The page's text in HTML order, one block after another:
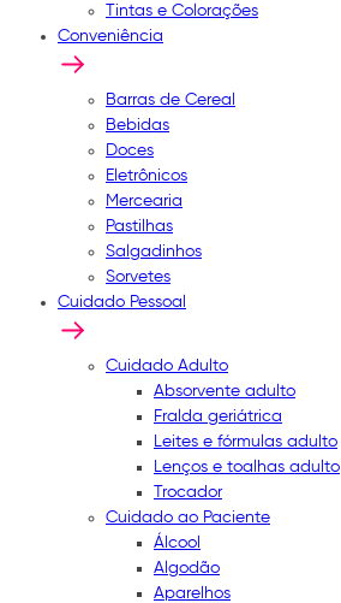
Tintas e Colorações
Conveniência
Barras de Cereal
Bebidas
Doces
Eletrônicos
Mercearia
Pastilhas
Salgadinhos
Sorvetes
Cuidado Pessoal
Cuidado Adulto
Absorvente adulto
Fralda geriátrica
Leites e fórmulas adulto
Lenços e toalhas adulto
Trocador
Cuidado ao Paciente
Álcool
Algodão
Aparelhos